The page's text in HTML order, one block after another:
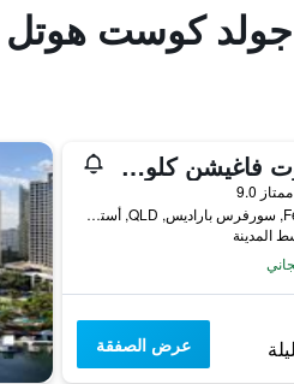
جولد كوست هوتل
فندق ماريوت فاغيشن كلوب آت سيرفرز بارادايس
ممتاز 9.0
158 Ferny Avenue, سورفرس باراديس, QLD, أستراليا
عرض الصفقة